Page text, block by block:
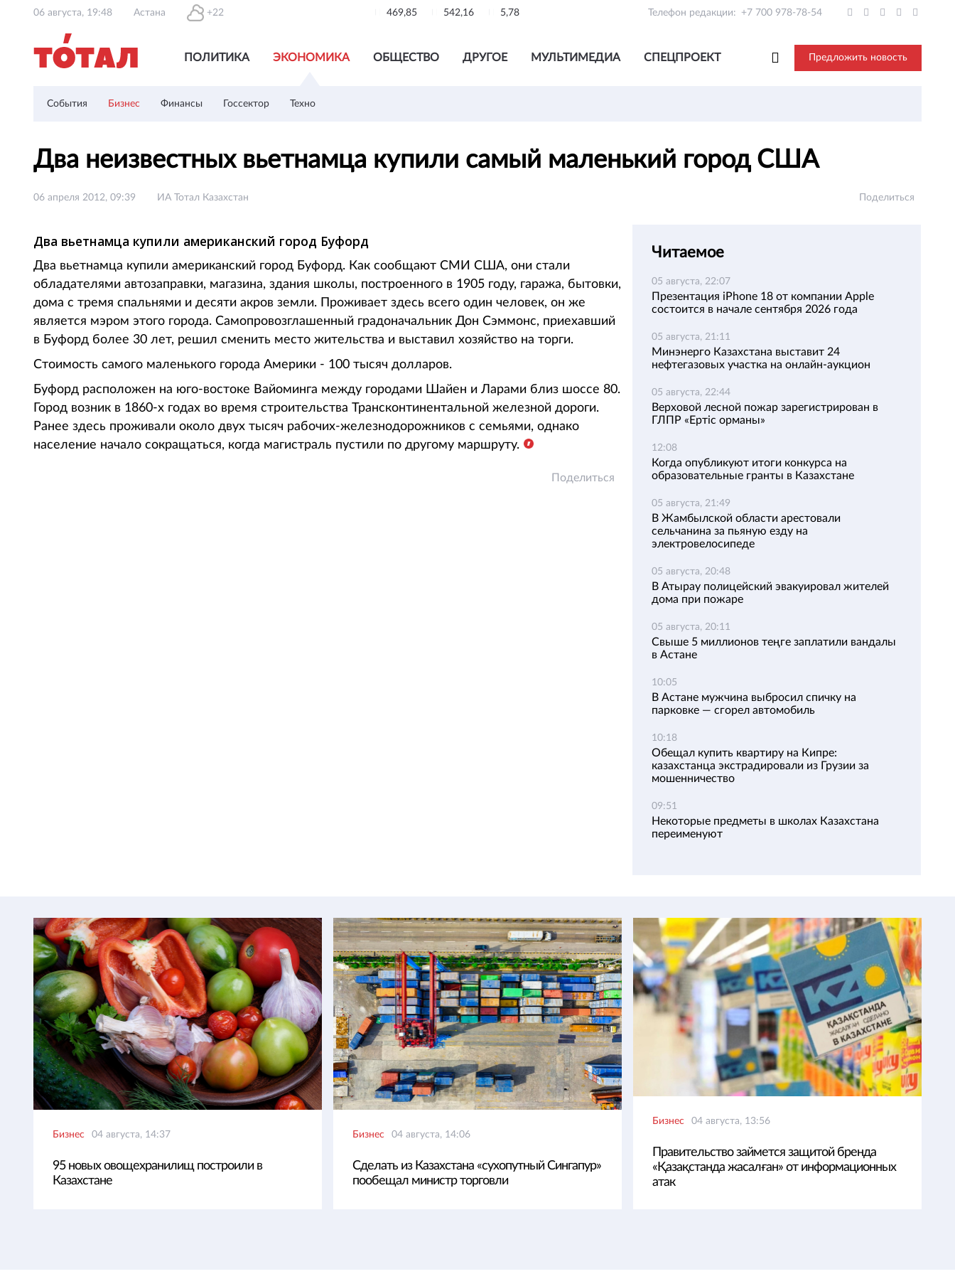
06 августа, 19:48 Астана +22 469,85 542,16 5,78 Телефон редакции: +7 700 978-78-54
ПОЛИТИКА ЭКОНОМИКА ОБЩЕСТВО ДРУГОЕ МУЛЬТИМЕДИА СПЕЦПРОЕКТ Предложить новость
События Бизнес Финансы Госсектор Техно
Два неизвестных вьетнамца купили самый маленький город США
06 апреля 2012, 09:39 ИА Тотал Казахстан Поделиться
Два вьетнамца купили американский город Буфорд
Два вьетнамца купили американский город Буфорд. Как сообщают СМИ США, они стали
обладателями автозаправки, магазина, здания школы, построенного в 1905 году, гаража, бытовки,
дома с тремя спальнями и десяти акров земли. Проживает здесь всего один человек, он же
является мэром этого города. Самопровозглашенный градоначальник Дон Сэммонс, приехавший
в Буфорд более 30 лет, решил сменить место жительства и выставил хозяйство на торги.
Стоимость самого маленького города Америки - 100 тысяч долларов.
Буфорд расположен на юго-востоке Вайоминга между городами Шайен и Ларами близ шоссе 80.
Город возник в 1860-х годах во время строительства Трансконтинентальной железной дороги.
Ранее здесь проживали около двух тысяч рабочих-железнодорожников с семьями, однако
население начало сокращаться, когда магистраль пустили по другому маршруту.
Поделиться
Читаемое
05 августа, 22:07
Презентация iPhone 18 от компании Apple
состоится в начале сентября 2026 года
05 августа, 21:11
Минэнерго Казахстана выставит 24
нефтегазовых участка на онлайн-аукцион
05 августа, 22:44
Верховой лесной пожар зарегистрирован в
ГЛПР «Ертіс орманы»
12:08
Когда опубликуют итоги конкурса на
образовательные гранты в Казахстане
05 августа, 21:49
В Жамбылской области арестовали
сельчанина за пьяную езду на
электровелосипеде
05 августа, 20:48
В Атырау полицейский эвакуировал жителей
дома при пожаре
05 августа, 20:11
Свыше 5 миллионов теңге заплатили вандалы
в Астане
10:05
В Астане мужчина выбросил спичку на
парковке — сгорел автомобиль
10:18
Обещал купить квартиру на Кипре:
казахстанца экстрадировали из Грузии за
мошенничество
09:51
Некоторые предметы в школах Казахстана
переименуют
Бизнес 04 августа, 14:37
95 новых овощехранилищ построили в
Казахстане
Бизнес 04 августа, 14:06
Сделать из Казахстана «сухопутный Сингапур»
пообещал министр торговли
Бизнес 04 августа, 13:56
Правительство займется защитой бренда
«Қазақстанда жасалған» от информационных
атак